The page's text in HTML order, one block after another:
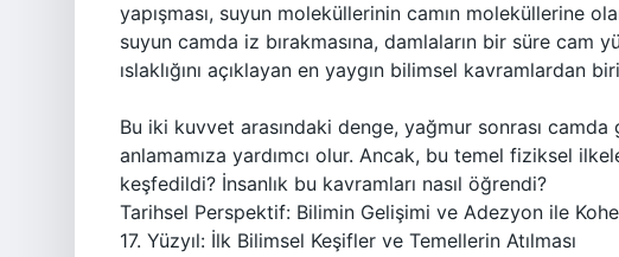
yapışması, suyun moleküllerinin camın moleküllerine
suyun camda iz bırakmasına, damlaların bir süre cam
ıslaklığını açıklayan en yaygın bilimsel kavramlardan
Bu iki kuvvet arasındaki denge, yağmur sonrası
anlamamıza yardımcı olur. Ancak, bu temel fiziksel
keşfedildi? İnsanlık bu kavramları nasıl öğrendi?
Tarihsel Perspektif: Bilimin Gelişimi ve Adezyon ile
17. Yüzyıl: İlk Bilimsel Keşifler ve Temellerin Atılması